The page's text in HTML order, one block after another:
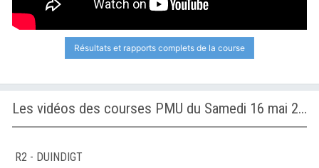
Résultats et rapports complets de la course
Les vidéos des courses PMU du Samedi 16 mai 2026
R2 - DUINDIGT